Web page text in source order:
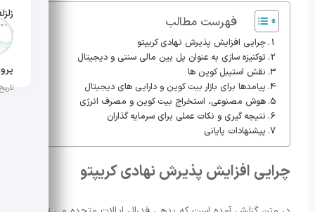
تاریخ
تاریخ
فهرست مطالب
چرایی افزایش پذیرش نهادی کریپتو
توکنیزه سازی به عنوان پل بین مالی سنتی و دیجیتال
نقش استیبل کوین ها
پیامدها برای بازار بیت کوین و دارایی های دیجیتال
هوش مصنوعی، استخراج بیت کوین و مصرف انرژی
نتیجه گیری و نکات عملی برای سرمایه گذاران
پیشنهادات پایانی
چرایی افزایش پذیرش نهادی کریپتو